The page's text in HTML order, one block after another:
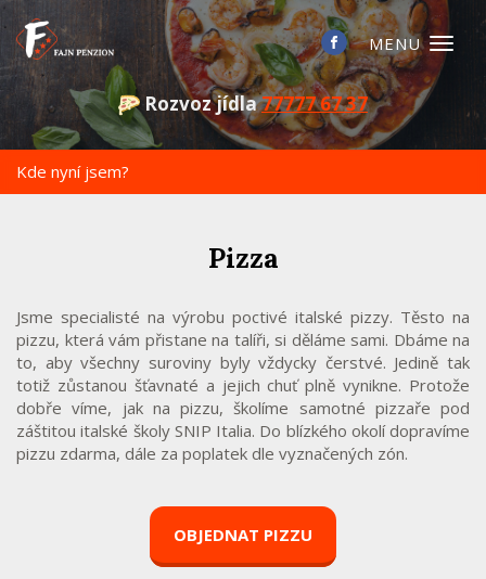
Rozvoz jídla77777 67 37
Kde nyní jsem?
Pizza
Jsme specialisté na výrobu poctivé italské pizzy. Těsto na
pizzu, která vám přistane na talíři, si děláme sami. Dbáme na
to, aby všechny suroviny byly vždycky čerstvé. Jedině tak
totiž zůstanou šťavnaté a jejich chuť plně vynikne. Protože
dobře víme, jak na pizzu, školíme samotné pizzaře pod
záštitou italské školy SNIP Italia. Do blízkého okolí dopravíme
pizzu zdarma, dále za poplatek dle vyznačených zón.
OBJEDNAT PIZZU